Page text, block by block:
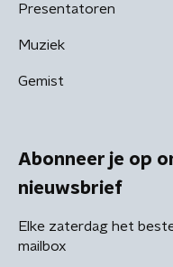
Presentatoren
Muziek
Gemist
Abonneer je op
nieuwsbrief
Elke zaterdag het
mailbox